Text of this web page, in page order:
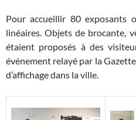
Pour accueillir 80 exposants
linéaires. Objets de brocante,
étaient proposés à des
événement relayé par la
d’affichage dans la ville.